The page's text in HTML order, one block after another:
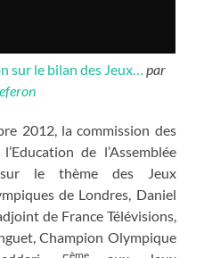
sur le bilan des Jeux… par
2012, la commission des
de l’Assemblée
sur le thème des Jeux
de Londres, Daniel
de France Télévisions,
Champion Olympique
ème